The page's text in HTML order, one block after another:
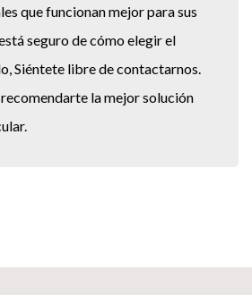
que funcionan mejor para sus
seguro de cómo elegir el
Siéntete libre de contactarnos.
recomendarte la mejor solución